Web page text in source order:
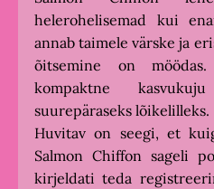
helerohelisemad kui
annab taimele värske ja
õitsemine on
kompaktne
suurepäraseks lõikelilleks.
Huvitav on seegi, et
Salmon Chiffon sageli
kirjeldati teda